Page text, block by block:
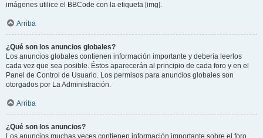
imágenes utilice el BBCode con la etiqueta [img].
Arriba
¿Qué son los anuncios globales?
Los anuncios globales contienen información importante y debería leerlos
cada vez que sea posible. Éstos aparecerán al principio de cada foro y en el
Panel de Control de Usuario. Los permisos para anuncios globales son
otorgados por La Administración.
Arriba
¿Qué son los anuncios?
Los anuncios muchas veces contienen información importante sobre el foro